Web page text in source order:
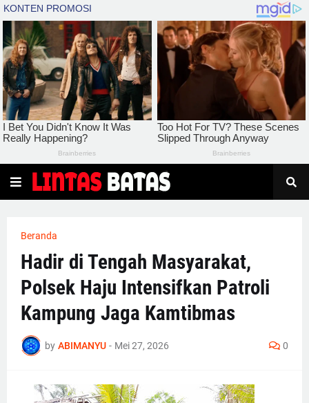
Beranda
Hadir di Tengah Masyarakat,
Polsek Haju Intensifkan Patroli
Kampung Jaga Kamtibmas
by ABIMANYU - Mei 27, 2026 0